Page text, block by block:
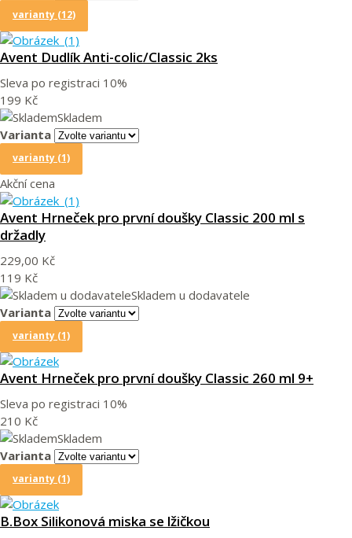
varianty (12)
Avent Dudlík Anti-colic/Classic 2ks
Sleva po registraci 10%
199 Kč
Skladem
Varianta
varianty (1)
Akční cena
Avent Hrneček pro první doušky Classic 200 ml s
držadly
229,00 Kč
119 Kč
Skladem u dodavatele
Varianta
varianty (1)
Avent Hrneček pro první doušky Classic 260 ml 9+
Sleva po registraci 10%
210 Kč
Skladem
Varianta
varianty (1)
B.Box Silikonová miska se lžičkou